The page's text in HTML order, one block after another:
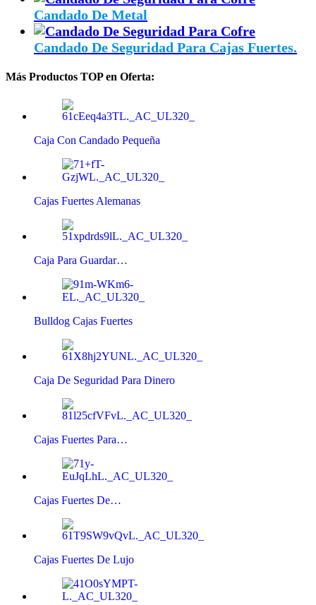
Candado De Metal
Candado De Seguridad Para Cajas Fuertes.
Más Productos TOP en Oferta:
Caja Con Candado Pequeña
Cajas Fuertes Alemanas
Caja Para Guardar…
Bulldog Cajas Fuertes
Caja De Seguridad Para Dinero
Cajas Fuertes Para…
Cajas Fuertes De…
Cajas Fuertes De Lujo